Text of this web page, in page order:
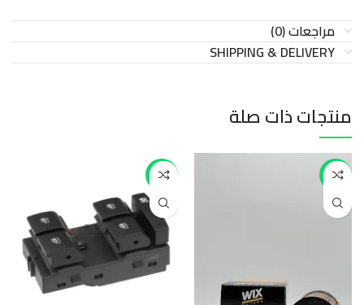
مراجعات (0)
SHIPPING & DELIVERY
منتجات ذات صلة
-50%
-44%